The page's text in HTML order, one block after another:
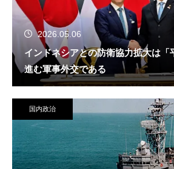
2026.05.06
インドネシアとの防衛協力拡大は「
進む軍事外交である
国内政治